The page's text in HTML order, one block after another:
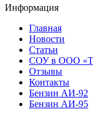
Информация
Главная
Новости
Статьи
СОУ в ООО
Отзывы
Контакты
Бензин АИ-92
Бензин АИ-95